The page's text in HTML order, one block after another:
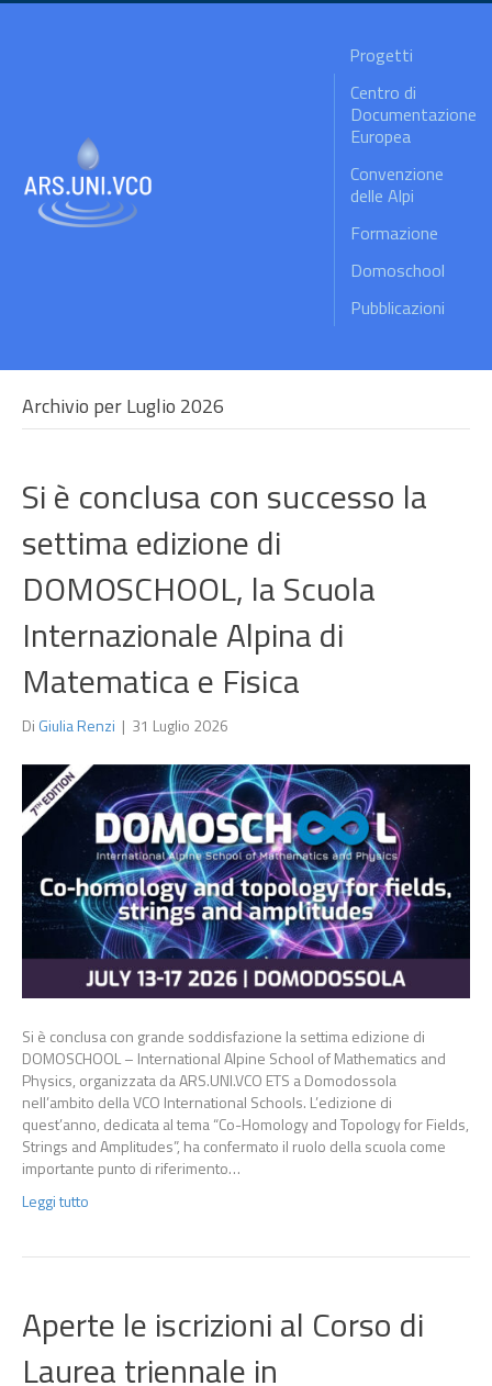
Progetti
Centro di
Documentazione
Europea
Convenzione
delle Alpi
Formazione
Domoschool
Pubblicazioni
Archivio per Luglio 2026
Si è conclusa con successo la
settima edizione di
DOMOSCHOOL, la Scuola
Internazionale Alpina di
Matematica e Fisica
Di Giulia Renzi | 31 Luglio 2026
Si è conclusa con grande soddisfazione la settima edizione di
DOMOSCHOOL – International Alpine School of Mathematics and
Physics, organizzata da ARS.UNI.VCO ETS a Domodossola
nell’ambito della VCO International Schools. L’edizione di
quest’anno, dedicata al tema “Co-Homology and Topology for Fields,
Strings and Amplitudes”, ha confermato il ruolo della scuola come
importante punto di riferimento…
Leggi tutto
Aperte le iscrizioni al Corso di
Laurea triennale in